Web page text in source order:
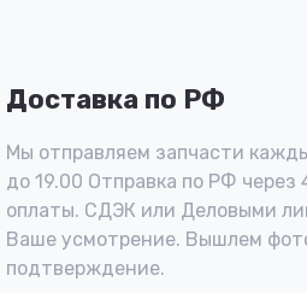
Доставка по РФ
Мы отправляем запчасти
до 19.00 Отправка по РФ через
оплаты. СДЭК или Деловыми
Ваше усмотрение. Вышлем
подтверждение.